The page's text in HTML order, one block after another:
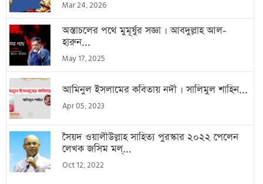
Mar 24, 2026
অস্তাচলের পথে মুমূর্ষুর সজ্ঞা । আবদুল্লাহ আল-
হারুন...
May 17, 2025
আমিনুল ইসলামের কবিতায় নদী । সালিমুল শাহিন...
Apr 05, 2023
সৈয়দ ওয়ালীউল্লাহ সাহিত্য পুরস্কার ২০২২ পেলেন
লেখক জসিম মল্...
Oct 12, 2022